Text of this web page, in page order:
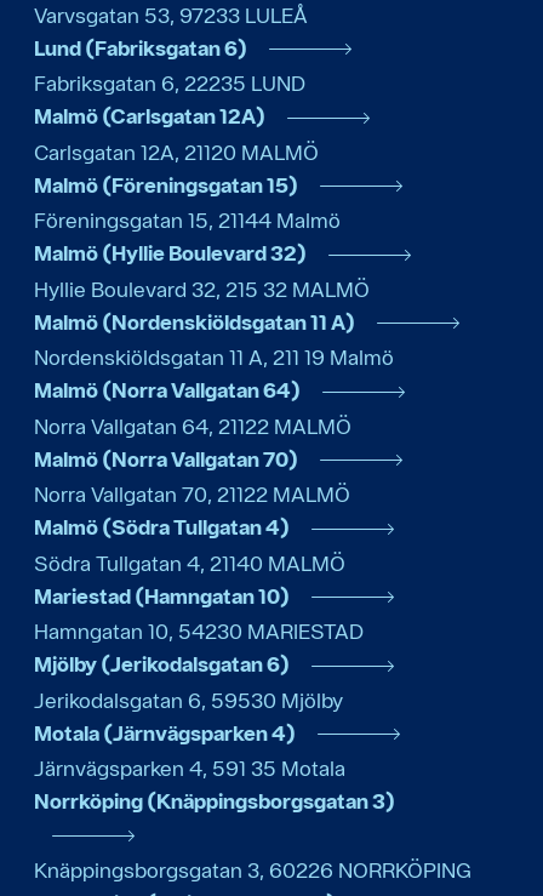
Varvsgatan 53, 97233 LULEÅ
Lund (Fabriksgatan 6)
Fabriksgatan 6, 22235 LUND
Malmö (Carlsgatan 12A)
Carlsgatan 12A, 21120 MALMÖ
Malmö (Föreningsgatan 15)
Föreningsgatan 15, 21144 Malmö
Malmö (Hyllie Boulevard 32)
Hyllie Boulevard 32, 215 32 MALMÖ
Malmö (Nordenskiöldsgatan 11 A)
Nordenskiöldsgatan 11 A, 211 19 Malmö
Malmö (Norra Vallgatan 64)
Norra Vallgatan 64, 21122 MALMÖ
Malmö (Norra Vallgatan 70)
Norra Vallgatan 70, 21122 MALMÖ
Malmö (Södra Tullgatan 4)
Södra Tullgatan 4, 21140 MALMÖ
Mariestad (Hamngatan 10)
Hamngatan 10, 54230 MARIESTAD
Mjölby (Jerikodalsgatan 6)
Jerikodalsgatan 6, 59530 Mjölby
Motala (Järnvägsparken 4)
Järnvägsparken 4, 591 35 Motala
Norrköping (Knäppingsborgsgatan 3)
Knäppingsborgsgatan 3, 60226 NORRKÖPING